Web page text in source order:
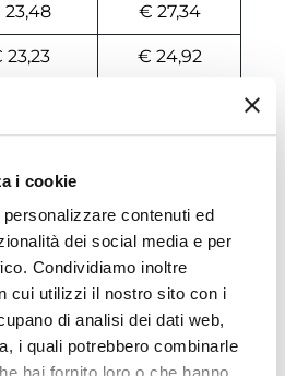
i cookie
contenuti ed
dei social media e per
Condividiamo inoltre
cui utilizzi il nostro sito con i
di analisi dei dati web,
i quali potrebbero combinarle
€ 27,34
23,23 € 24,92
19,72
18,36 € 21,06
18,01 € 20,66
17,85 € 20,57